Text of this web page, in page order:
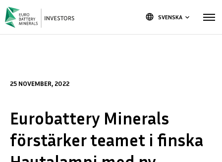
language SVENSKA keyboard_arrow_down
25 NOVEMBER, 2022
Eurobattery Minerals
förstärker teamet i finska